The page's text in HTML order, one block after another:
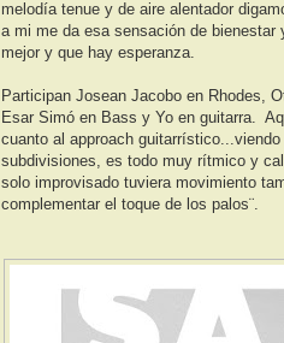
melodía tenue y de aire alentador
a mi me da esa sensación de bienestar
mejor y que hay esperanza.
Participan Josean Jacobo en Rhodes,
Esar Simó en Bass y Yo en guitarra.
cuanto al approach
subdivisiones, es todo muy rítmico y
solo improvisado tuviera movimiento
complementar el toque de los palos¨.